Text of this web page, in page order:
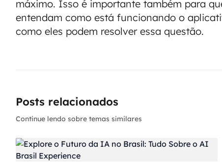
máximo. Isso é importante também para
entendam como está funcionando o
como eles podem resolver essa questão.
Posts relacionados
Continue lendo sobre temas similares